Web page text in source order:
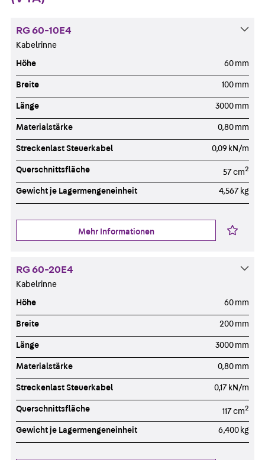
RG 60-10E4
Kabelrinne
Höhe 60 mm
Breite 100 mm
Länge 3000 mm
Materialstärke 0,80 mm
Streckenlast Steuerkabel 0,09 kN/m
Querschnittsfläche 57 cm2
Gewicht je Lagermengeneinheit 4,567 kg
Mehr Informationen
RG 60-20E4
Kabelrinne
Höhe 60 mm
Breite 200 mm
Länge 3000 mm
Materialstärke 0,80 mm
Streckenlast Steuerkabel 0,17 kN/m
Querschnittsfläche 117 cm2
Gewicht je Lagermengeneinheit 6,400 kg